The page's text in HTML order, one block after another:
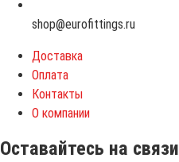
shop@eurofittings.ru
Доставка
Оплата
Контакты
О компании
Оставайтесь на связи